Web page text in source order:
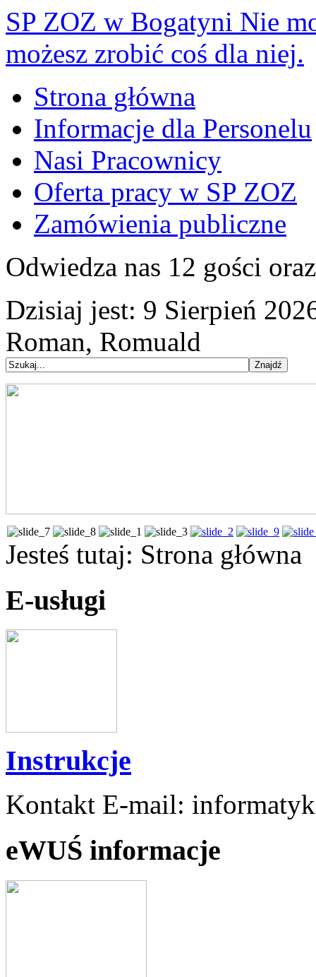
SP ZOZ w Bogatyni Nie
możesz zrobić coś dla niej.
Strona główna
Informacje dla Personelu
Nasi Pracownicy
Oferta pracy w SP ZOZ
Zamówienia publiczne
Odwiedza nas 12 gości
Dzisiaj jest: 9 Sierpień
Roman, Romuald
Jesteś tutaj: Strona główna
E-usługi
Instrukcje
Kontakt E-mail:
eWUŚ informacje